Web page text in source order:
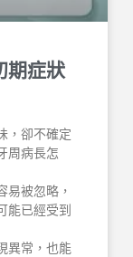
期症狀
，卻不確定
周病長怎
易被忽略，
能已經受到
異常，也能